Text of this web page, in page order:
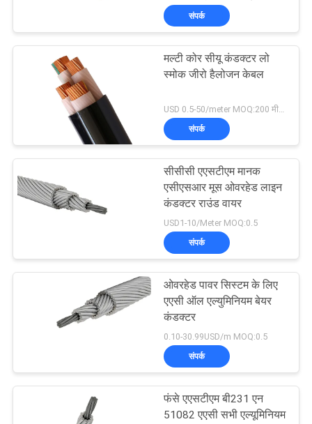
गुणवत्ता
नियंत्रण
करें
समाचार
एक
विद्युत केबल वायर
197
कम धुआं शून्य हलोजन
केबल
140
108
संपर्क
मल्टी कोर सीयू कंडक्टर लो
स्मोक जीरो हैलोजन केबल
USD 0.5-50/meter MOQ:200 मीटर
संपर्क
सीसीसी एएसटीएम मानक
एसीएसआर मूस ओवरहेड लाइन
कंडक्टर राउंड वायर
USD1-10/Meter MOQ:0.5
संपर्क
ओवरहेड पावर सिस्टम के लिए
एएसी ऑल एल्युमिनियम बेयर
कंडक्टर
0.10-30.99USD/m MOQ:0.5
संपर्क
फंसे एएसटीएम बी231 एन
51082 एएसी सभी एल्यूमिनियम